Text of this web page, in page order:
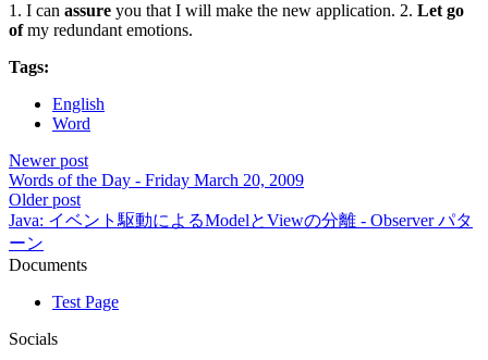
1. I can assure you that I will make the new application. 2. Let go
ofmy redundant emotions.
Tags:
English
Word
Newer post
Words of the Day - Friday March 20, 2009
Older post
Java: イベント駆動によるModelとViewの分離 - Observer パタ
ーン
Documents
Test Page
Socials